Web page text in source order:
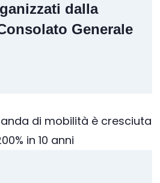
dalla
Generale